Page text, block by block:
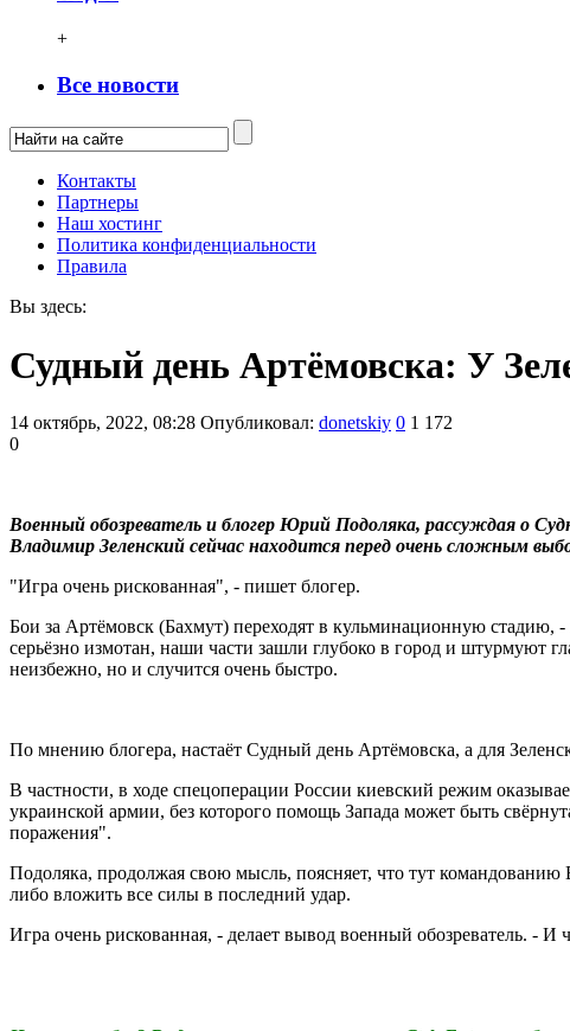
+
Все новости
Контакты
Партнеры
Наш хостинг
Политика конфиденциальности
Правила
Вы здесь:
Судный день Артёмовска: У
14 октябрь, 2022, 08:28 Опубликовал: donetskiy 0 1 172
0
Военный обозреватель и блогер Юрий Подоляка, рассуждая о
Владимир Зеленский сейчас находится перед очень сложным
"Игра очень рискованная", - пишет блогер.
Бои за Артёмовск (Бахмут) переходят в кульминационную стадию,
серьёзно измотан, наши части зашли глубоко в город и штурмуют
неизбежно, но и случится очень быстро.
По мнению блогера, настаёт Судный день Артёмовска, а для
В частности, в ходе спецоперации России киевский режим
украинской армии, без которого помощь Запада может быть
поражения".
Подоляка, продолжая свою мысль, поясняет, что тут
либо вложить все силы в последний удар.
Игра очень рискованная, - делает вывод военный обозреватель. -